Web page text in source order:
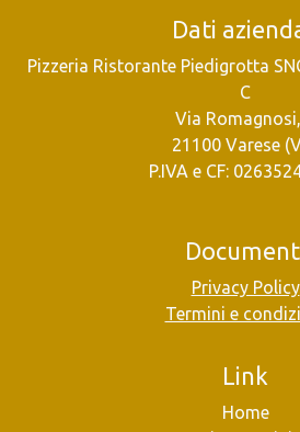
Dati
Pizzeria Ristorante Piedigrotta
C
Via
21100 Varese
P.IVA e CF:
Privacy Policy
Termini e
Link
Home